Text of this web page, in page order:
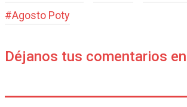
#Agosto Poty
Déjanos tus comentarios